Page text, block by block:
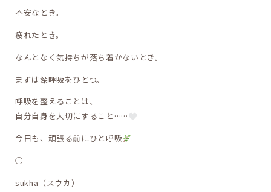
不安なとき。
疲れたとき。
なんとなく気持ちが落ち着かないとき。
まずは深呼吸をひとつ。
呼吸を整えることは、
自分自身を大切にすること……
今日も、頑張る前にひと呼吸
○
sukha（スウカ）